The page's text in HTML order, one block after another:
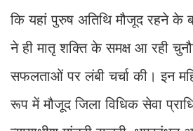
कि यहां पुरुष अतिथि मौजूद रहने के
ने ही मातृ शक्ति के समक्ष आ रही
सफलताओं पर लंबी चर्चा की। इन
रूप में मौजूद जिला विधिक सेवा